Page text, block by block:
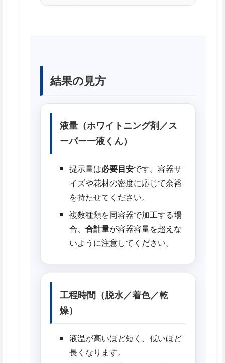
結果の見方
液量（ホワイトニング剤／ス
ーパー一液くん）
提示量は必要目安です。容器サ
イズや花材の密度に応じて余裕
を持たせてください。
複数種類を同容器で加工する場
合、合計量が容器容量を超えな
いように注意してください。
工程時間（脱水／着色／乾
燥）
液温が高いほど短く、低いほど
長くなります。